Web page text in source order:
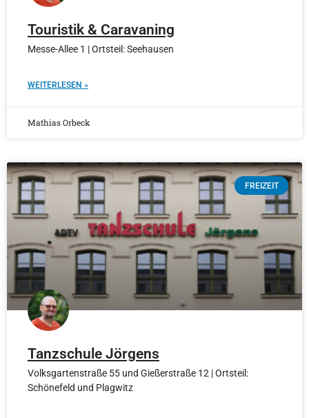
Touristik & Caravaning
Messe-Allee 1 | Ortsteil: Seehausen
WEITERLESEN »
Mathias Orbeck
FREIZEIT
Tanzschule Jörgens
Volksgartenstraße 55 und Gießerstraße 12 | Ortsteil:
Schönefeld und Plagwitz